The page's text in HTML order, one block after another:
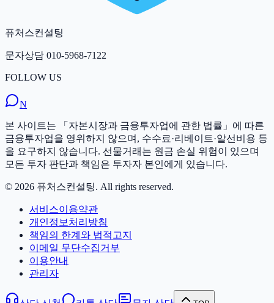
퓨처스컨설팅
문자상담 010-5968-7122
FOLLOW US
N
본 사이트는 「자본시장과 금융투자업에 관한 법률」에 따른
금융투자업을 영위하지 않으며, 수수료·리베이트·알선비용 등
을 요구하지 않습니다. 선물거래는 원금 손실 위험이 있으며
모든 투자 판단과 책임은 투자자 본인에게 있습니다.
© 2026 퓨처스컨설팅. All rights reserved.
서비스이용약관
개인정보처리방침
책임의 한계와 법적고지
이메일 무단수집거부
이용안내
관리자